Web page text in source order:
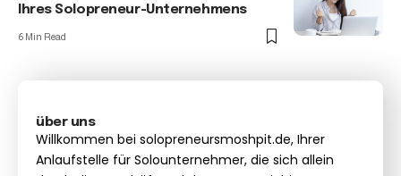
Ihres Solopreneur-Unternehmens
6 Min Read
über uns
Willkommen bei solopreneursmoshpit.de, Ihrer
Anlaufstelle für Solounternehmer, die sich allein